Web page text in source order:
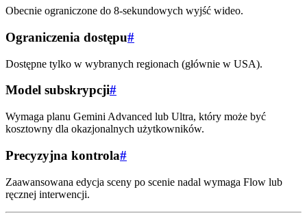
Obecnie ograniczone do 8-sekundowych wyjść wideo.
Ograniczenia dostępu#
Dostępne tylko w wybranych regionach (głównie w USA).
Model subskrypcji#
Wymaga planu Gemini Advanced lub Ultra, który może być
kosztowny dla okazjonalnych użytkowników.
Precyzyjna kontrola#
Zaawansowana edycja sceny po scenie nadal wymaga Flow lub
ręcznej interwencji.